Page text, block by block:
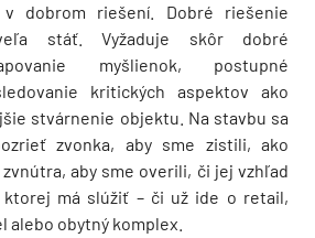
dobrom riešení. Dobré riešenie
stáť. Vyžaduje skôr dobré
myšlienok, postupné
kritických aspektov ako
stvárnenie objektu. Na stavbu sa
zvonka, aby sme zistili, ako
aby sme overili, či jej vzhľad
ktorej má slúžiť – či už ide o retail,
obytný komplex.